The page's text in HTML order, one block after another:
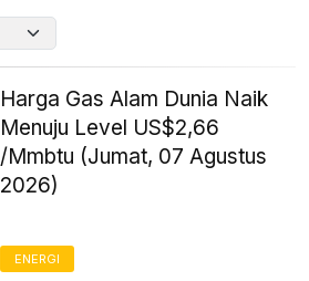
Harga Gas Alam Dunia Naik
Menuju Level US$2,66
/Mmbtu (Jumat, 07 Agustus
2026)
ENERGI